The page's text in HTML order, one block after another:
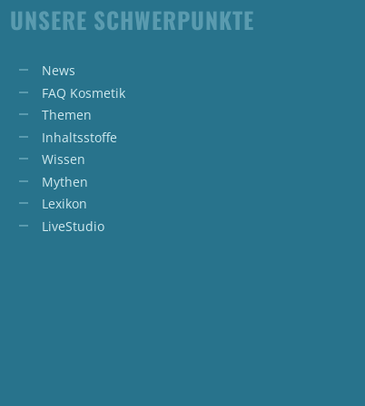
UNSERE SCHWERPUNKTE
News
FAQ Kosmetik
Themen
Inhaltsstoffe
Wissen
Mythen
Lexikon
LiveStudio